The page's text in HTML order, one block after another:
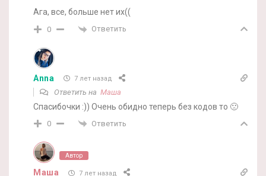
Ага, все, больше нет их((
0 Ответить
Anna 7 лет назад
Ответить на Маша
Спасибочки :)) Очень обидно теперь без кодов то 🙁
0 Ответить
Автор
Маша 7 лет назад